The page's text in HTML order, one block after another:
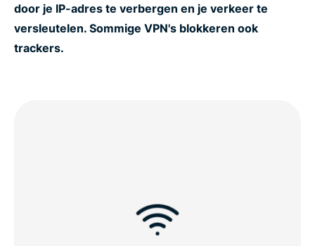
Krijg de beste Australische VPN voor betrouwbare
IP-adressen
Free VPNs vs. ExpressVPN in Australia
door je IP-adres te verbergen en je verkeer te
versleutelen. Sommige VPN's blokkeren ook
trackers.